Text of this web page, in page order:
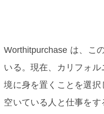
Worthitpurchase は、こ
いる。現在、カリフォ
境に身を置くことを選
空いている人と仕事を